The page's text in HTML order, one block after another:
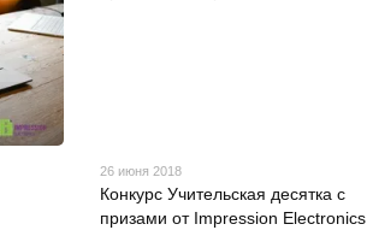
26 июня 2018
Конкурс Учительская десятка с
призами от Impression Electronics